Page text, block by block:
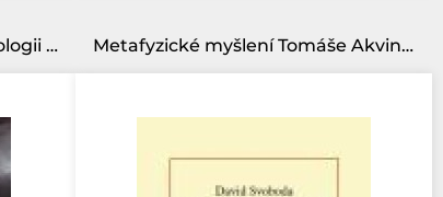
Mezinárodní symposium o teologii osvobození Metafyzické myšlení Tomáše Akvinského